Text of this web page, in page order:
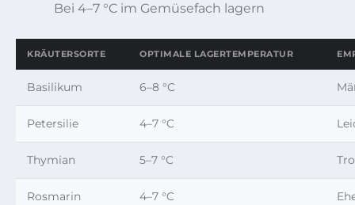
Bei 4–7 °C im Gemüsefach lagern
KRÄUTERSORTE OPTIMALE LAGERTEMPERATUR
Basilikum 6–8 °C
Petersilie 4–7 °C
Thymian 5–7 °C
Rosmarin 4–7 °C